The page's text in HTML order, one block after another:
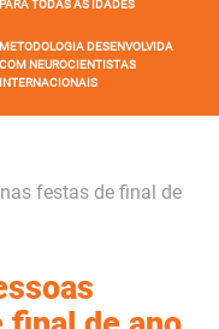
PARA TODAS AS IDADES
METODOLOGIA DESENVOLVIDA
COM NEUROCIENTISTAS
INTERNACIONAIS
festas de final de